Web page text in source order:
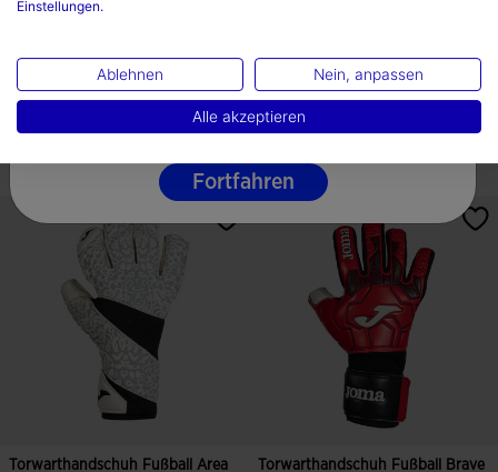
2 Farben
Torwarthandschuh Fußball Area
Torwarthandschuh Fußball Brave
Sprache
Deutsche
Fortfahren
Einstellungen.
Ablehnen Nein, anpassen
Alle akzeptieren